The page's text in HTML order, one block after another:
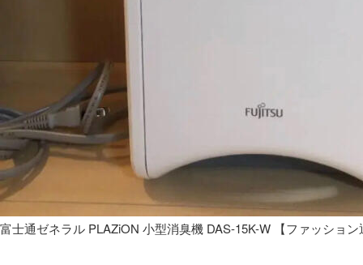
富士通ゼネラル PLAZiON 小型消臭機 DAS-15K-W 【ファッション